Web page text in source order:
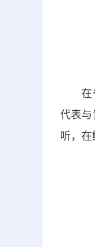
在省
代表与
听，在